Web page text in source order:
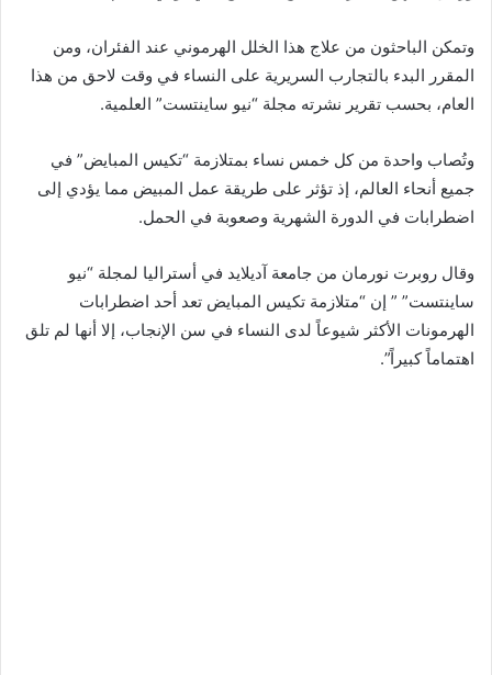
وتمكن الباحثون من علاج هذا الخلل الهرموني عند الفئران، ومن
المقرر البدء بالتجارب السريرية على النساء في وقت لاحق من هذا
العام، بحسب تقرير نشرته مجلة “نيو ساينتست” العلمية.
وتُصاب واحدة من كل خمس نساء بمتلازمة “تكيس المبايض” في
جميع أنحاء العالم، إذ تؤثر على طريقة عمل المبيض مما يؤدي إلى
اضطرابات في الدورة الشهرية وصعوبة في الحمل.
وقال روبرت نورمان من جامعة آديلايد في أستراليا لمجلة “نيو
ساينتست” ” إن “متلازمة تكيس المبايض تعد أحد اضطرابات
الهرمونات الأكثر شيوعاً لدى النساء في سن الإنجاب، إلا أنها لم تلق
اهتماماً كبيراً”.